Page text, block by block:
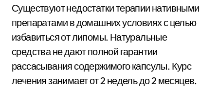
Существуют недостатки терапии нативными
препаратами в домашних условиях с целью
избавиться от липомы. Натуральные
средства не дают полной гарантии
рассасывания содержимого капсулы. Курс
лечения занимает от 2 недель до 2 месяцев.